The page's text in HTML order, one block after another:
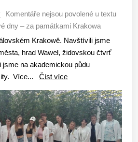
Komentáře nejsou povolené u textu
dny – za památkami Krakowa
Krakowě. Navštívili jsme
hrad Wawel, židovskou čtvrť
jsme na akademickou půdu
Více...Číst více